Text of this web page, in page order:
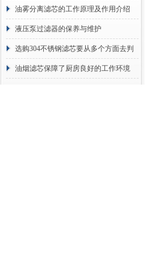
油雾分离滤芯的工作原理及作用介绍
液压泵过滤器的保养与维护
选购304不锈钢滤芯要从多个方面去判
断
油烟滤芯保障了厨房良好的工作环境